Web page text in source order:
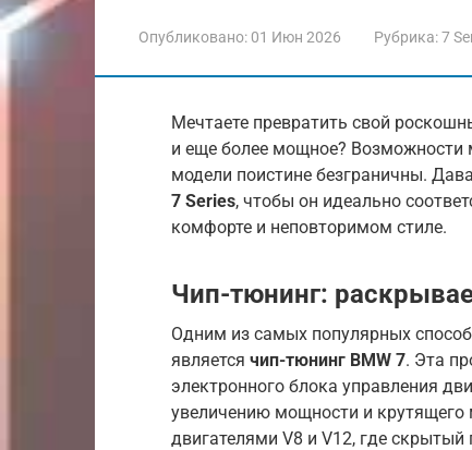
Опубликовано: 01 Июн 2026 Рубрика:7
Мечтаете превратить свой
и еще более мощное? Возможности
модели поистине безграничны.
7 Series, чтобы он идеально
комфорте и неповторимом стиле.
Чип-тюнинг:
Одним из самых популярных
является чип-тюнинг BMW 7. Эта
электронного блока управления
увеличению мощности и крутящего
двигателями V8 и V12, где